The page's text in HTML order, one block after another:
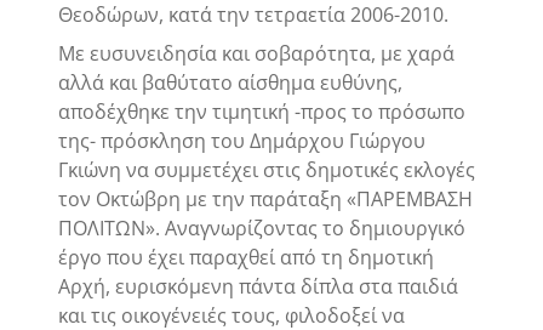
Θεοδώρων, κατά την τετραετία 2006-2010.
Με ευσυνειδησία και σοβαρότητα, με χαρά
αλλά και βαθύτατο αίσθημα ευθύνης,
αποδέχθηκε την τιμητική -προς το πρόσωπο
της- πρόσκληση του Δημάρχου Γιώργου
Γκιώνη να συμμετέχει στις δημοτικές εκλογές
τον Οκτώβρη με την παράταξη «ΠΑΡΕΜΒΑΣΗ
ΠΟΛΙΤΩΝ». Αναγνωρίζοντας το δημιουργικό
έργο που έχει παραχθεί από τη δημοτική
Αρχή, ευρισκόμενη πάντα δίπλα στα παιδιά
και τις οικογένειές τους, φιλοδοξεί να